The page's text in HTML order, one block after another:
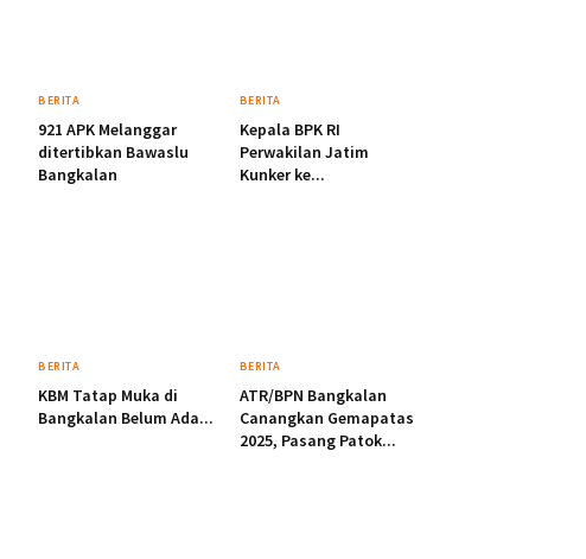
BERITA
921 APK Melanggar
ditertibkan Bawaslu
Bangkalan
BERITA
Kepala BPK RI
Perwakilan Jatim
Kunker ke...
BERITA
KBM Tatap Muka di
Bangkalan Belum Ada...
BERITA
ATR/BPN Bangkalan
Canangkan Gemapatas
2025, Pasang Patok...